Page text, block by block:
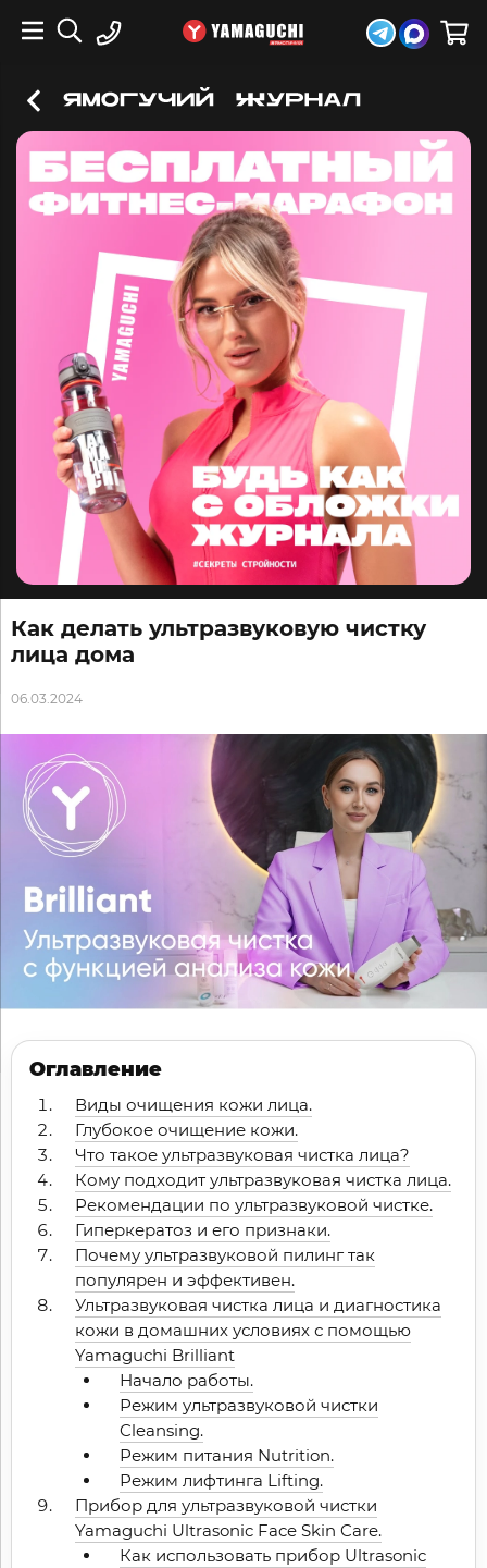
Как делать ультразвуковую чистку
лица дома
06.03.2024
Оглавление
Виды очищения кожи лица.
Глубокое очищение кожи.
Что такое ультразвуковая чистка лица?
Кому подходит ультразвуковая чистка лица.
Рекомендации по ультразвуковой чистке.
Гиперкератоз и его признаки.
Почему ультразвуковой пилинг так
популярен и эффективен.
Ультразвуковая чистка лица и диагностика
кожи в домашних условиях с помощью
Yamaguchi Brilliant
Начало работы.
Режим ультразвуковой чистки
Cleansing.
Режим питания Nutrition.
Режим лифтинга Lifting.
Прибор для ультразвуковой чистки
Yamaguchi Ultrasonic Face Skin Care.
Как использовать прибор Ultrasonic